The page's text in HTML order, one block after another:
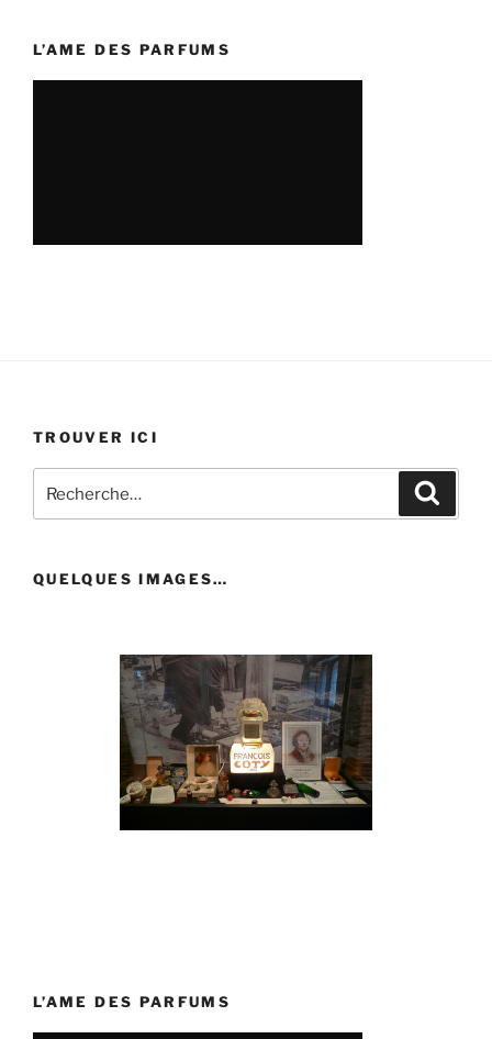
L’AME DES PARFUMS
TROUVER ICI
pour
QUELQUES IMAGES…
L’AME DES PARFUMS